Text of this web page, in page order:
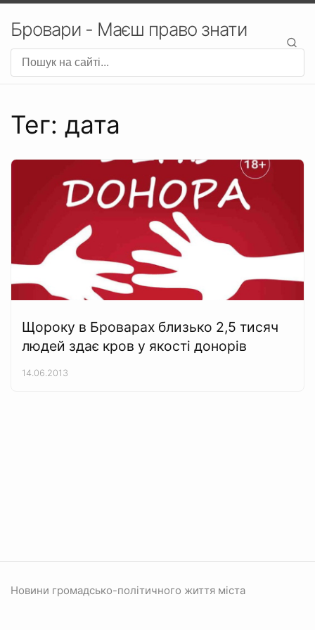
Бровари - Маєш право знати
Тег: дата
Щороку в Броварах близько 2,5 тисяч
людей здає кров у якості донорів
14.06.2013
Новини громадсько-політичного життя міста